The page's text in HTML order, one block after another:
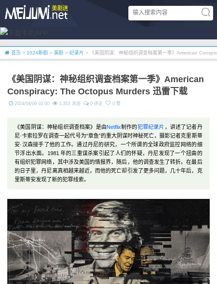
首页 > 2024新剧 > 美剧 > 纪录片 > 《美国阴谋：神秘组织调查档案第一季》American
《美国阴谋：神秘组织调查档案第一季》American
Conspiracy: The Octopus Murders 迅雷下载
2024/04/06 02:00 1,353 浏览 0 评论 0 赞
《美国阴谋：神秘组织调查档案》是由Netflix制作的犯罪纪录片 ，讲述了记者丹
尼·卡索拉罗在调查一起代号为“章鱼”的重大阴谋时神秘死亡，摄影记者克里斯蒂
安·汉森接手了他的工作。通过丹尼的研究，一个所谓的全球政府监控网络的细
节浮出水面。1981 年的三重谋杀案引起了人们的怀疑，丹尼发现了一个扭曲的
有组织犯罪网络，其中涉及美国的情报界，随后，他的调查发生了转折。在最后
的日子里，丹尼离真相越来越近，而他的死亡却引发了更多问题，几十年后，克
里斯蒂安发现了新的犯罪线索。